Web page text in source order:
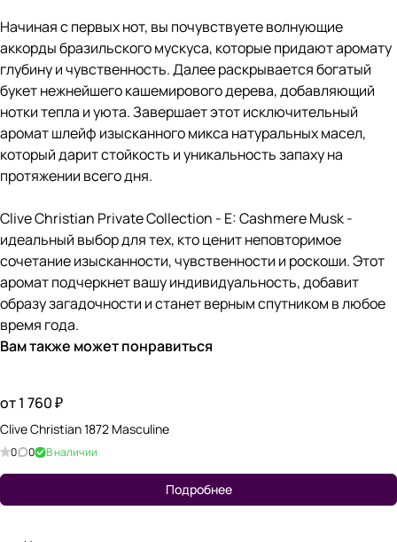
Начиная с первых нот, вы почувствуете волнующие
аккорды бразильского мускуса, которые придают аромату
глубину и чувственность. Далее раскрывается богатый
букет нежнейшего кашемирового дерева, добавляющий
нотки тепла и уюта. Завершает этот исключительный
аромат шлейф изысканного микса натуральных масел,
который дарит стойкость и уникальность запаху на
протяжении всего дня.
Clive Christian Private Collection - E: Cashmere Musk -
идеальный выбор для тех, кто ценит неповторимое
сочетание изысканности, чувственности и роскоши. Этот
аромат подчеркнет вашу индивидуальность, добавит
образу загадочности и станет верным спутником в любое
время года.
Вам также может понравиться
от 1 760 ₽
Clive Christian 1872 Masculine
0 0 В наличии
Подробнее